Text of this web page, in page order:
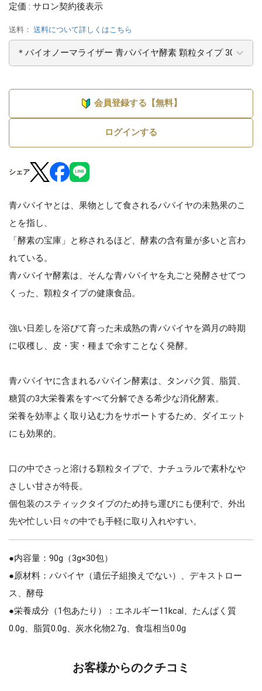
定価 : サロン契約後表示
送料： 送料について詳しくはこちら
会員登録する【無料】
ログインする
シェア
青パパイヤとは、果物として食されるパパイヤの未熟果のこ
とを指し、
「酵素の宝庫」と称されるほど、酵素の含有量が多いと言わ
れている。
青パパイヤ酵素は、そんな青パパイヤを丸ごと発酵させてつ
くった、顆粒タイプの健康食品。
強い日差しを浴びて育った未成熟の青パパイヤを満月の時期
に収穫し、皮・実・種まで余すことなく発酵。
青パパイヤに含まれるパパイン酵素は、タンパク質、脂質、
糖質の3大栄養素をすべて分解できる希少な消化酵素。
栄養を効率よく取り込む力をサポートするため、ダイエット
にも効果的。
口の中でさっと溶ける顆粒タイプで、ナチュラルで素朴なや
さしい甘さが特長。
個包装のスティックタイプのため持ち運びにも便利で、外出
先や忙しい日々の中でも手軽に取り入れやすい。
●内容量：90g（3g×30包）
●原材料：パパイヤ（遺伝子組換えでない）、デキストロー
ス、酵母
●栄養成分（1包あたり）：エネルギー11kcal、たんぱく質
0.0g、脂質0.0g、炭水化物2.7g、食塩相当0.0g
お客様からのクチコミ